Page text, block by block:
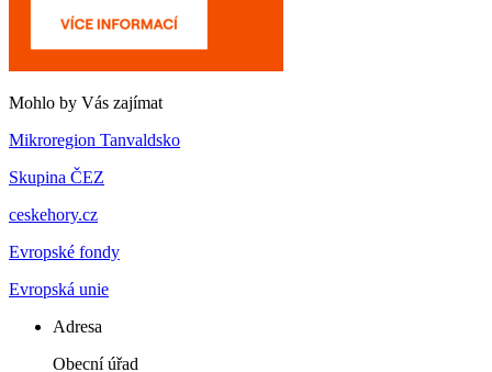
Mohlo by Vás zajímat
Mikroregion Tanvaldsko
Skupina ČEZ
ceskehory.cz
Evropské fondy
Evropská unie
Adresa
Obecní úřad